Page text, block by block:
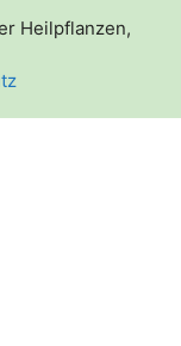
Heilpflanzen,